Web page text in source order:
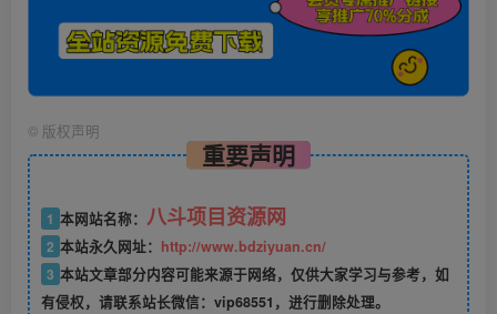
© 版权声明
重要声明
1 本网站名称： 八斗项目资源网
2 本站永久网址： http://www.bdziyuan.cn/
3 本站文章部分内容可能来源于网络，仅供大家学习与参考，如
有侵权，请联系站长微信：vip68551，进行删除处理。